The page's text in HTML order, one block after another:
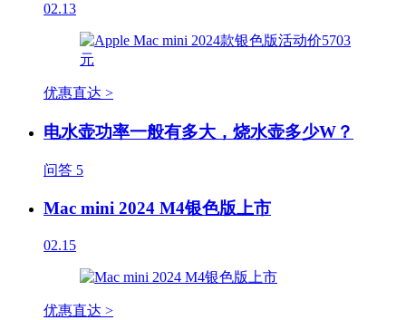
02.13
优惠直达 >
电水壶功率一般有多大，烧水壶多少W？
问答 5
Mac mini 2024 M4银色版上市
02.15
优惠直达 >